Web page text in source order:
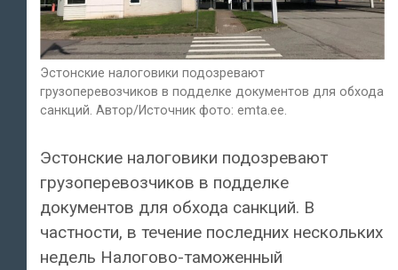
Эстонские налоговики подозревают
грузоперевозчиков в подделке документов для обхода
санкций. Автор/Источник фото: emta.ee.
Эстонские налоговики подозревают
грузоперевозчиков в подделке
документов для обхода санкций. В
частности, в течение последних нескольких
недель Налогово-таможенный